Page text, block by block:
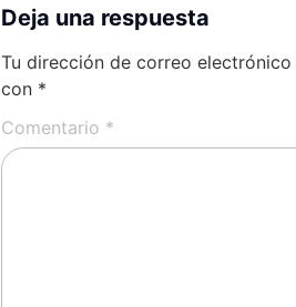
Deja una respuesta
Tu dirección de correo
con *
Comentario *